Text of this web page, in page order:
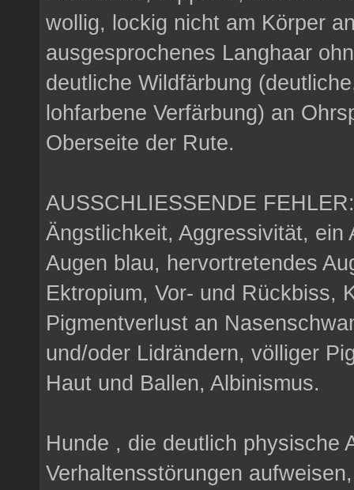
wollig, lockig nicht am Körper
ausgesprochenes Langhaar
deutliche Wildfärbung
lohfarbene Verfärbung) an
Oberseite der Rute.
AUSSCHLIESSENDE FEHLER:
Ängstlichkeit, Aggressivität, ein
Augen blau, hervortretendes
Ektropium, Vor- und Rückbiss,
Pigmentverlust an
und/oder Lidrändern, völliger
Haut und Ballen, Albinismus.
Hunde , die deutlich physische
Verhaltensstörungen